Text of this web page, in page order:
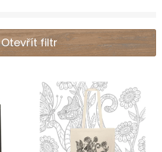
Otevřít filtr